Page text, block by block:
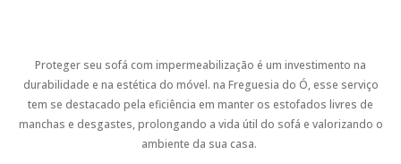
Proteger seu sofá com impermeabilização é um investimento na
durabilidade e na estética do móvel. na Freguesia do Ó, esse serviço
tem se destacado pela eficiência em manter os estofados livres de
manchas e desgastes, prolongando a vida útil do sofá e valorizando o
ambiente da sua casa.